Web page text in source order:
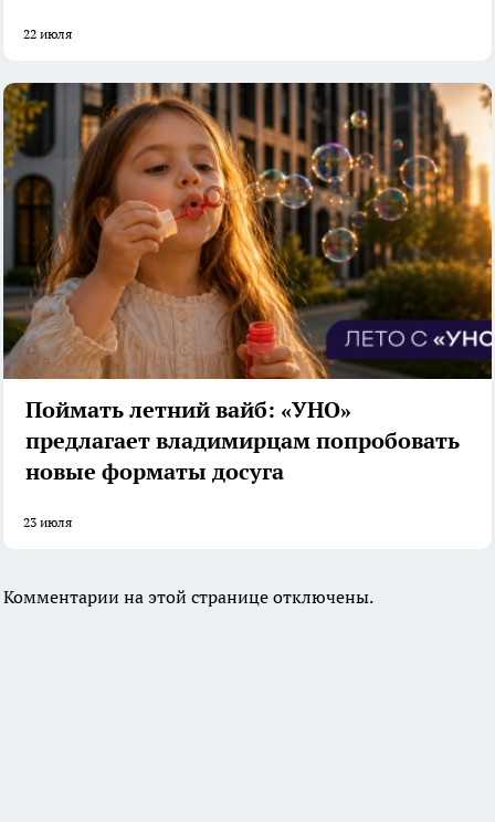
22 июля
Поймать летний вайб: «УНО»
предлагает владимирцам попробовать
новые форматы досуга
23 июля
Комментарии на этой странице отключены.